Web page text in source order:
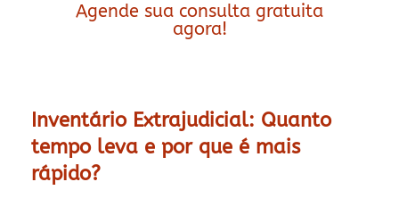
Agende sua consulta gratuita
agora!
Inventário Extrajudicial: Quanto
tempo leva e por que é mais
rápido?